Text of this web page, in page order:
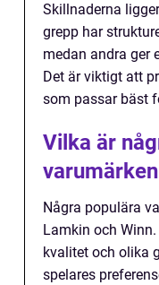
Skillnaderna
grepp har
medan andra ger
Det är viktigt att
som passar bäst
Vilka är
Några populära
Lamkin och
kvalitet och olika
spelares